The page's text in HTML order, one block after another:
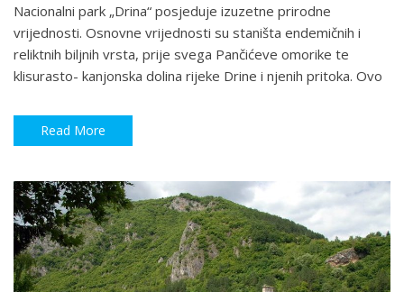
Nacionalni park „Drina“ posjeduje izuzetne prirodne
vrijednosti. Osnovne vrijednosti su staništa endemičnih i
reliktnih biljnih vrsta, prije svega Pančićeve omorike te
klisurasto- kanjonska dolina rijeke Drine i njenih pritoka. Ovo
Read More